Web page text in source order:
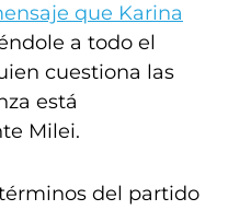
que Karina
a todo el
cuestiona las
está
Milei.
del partido